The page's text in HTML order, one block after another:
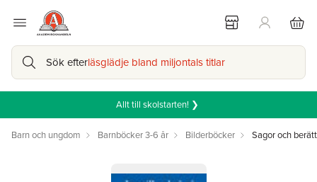
Sök efterläsglädje bland miljontals titlar
Allt till skolstarten! ❯
Barn och ungdom Barnböcker 3-6 år Bilderböcker Sagor och